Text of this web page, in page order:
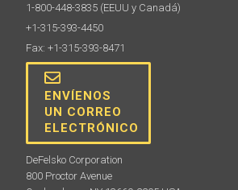
1-800-448-3835 (EEUU y Canadá)
+1-315-393-4450
Fax: +1-315-393-8471
ENVÍENOS
UN CORREO
ELECTRÓNICO
DeFelsko Corporation
800 Proctor Avenue